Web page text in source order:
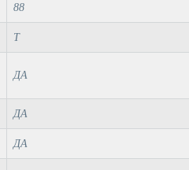
88
T
ДА
ДА
ДА